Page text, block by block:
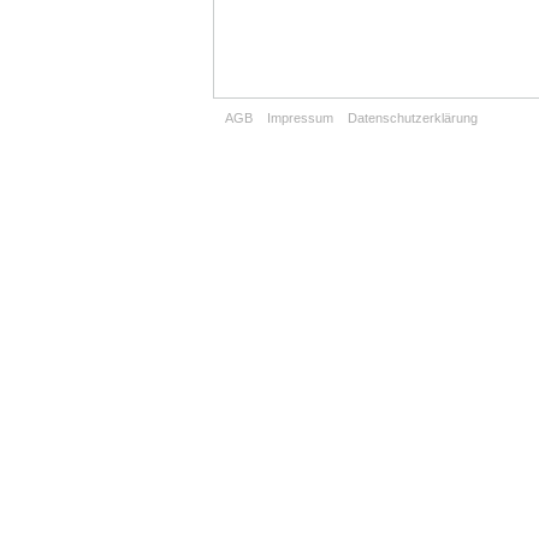
AGB Impressum Datenschutzerklärung